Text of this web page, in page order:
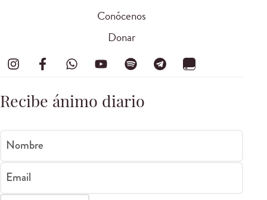
Conócenos
Donar
Recibe ánimo diario
Nombre
Email